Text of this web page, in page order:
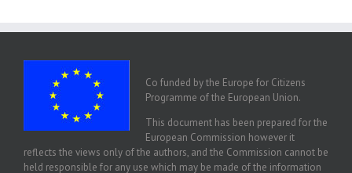
Co funded by the Europe for Citizens
Programme of the European Union.
This document has been prepared for the
European Commission however it
reflects the views only of the authors, and the Commission cannot be
held responsible for any use which may be made of the information